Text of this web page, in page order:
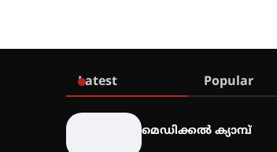
Latest Popular
മെഡിക്കൽ ക്യാമ്പ്